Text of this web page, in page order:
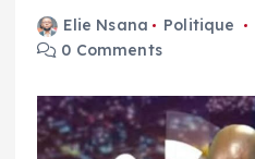
Elie Nsana Politique
0 Comments